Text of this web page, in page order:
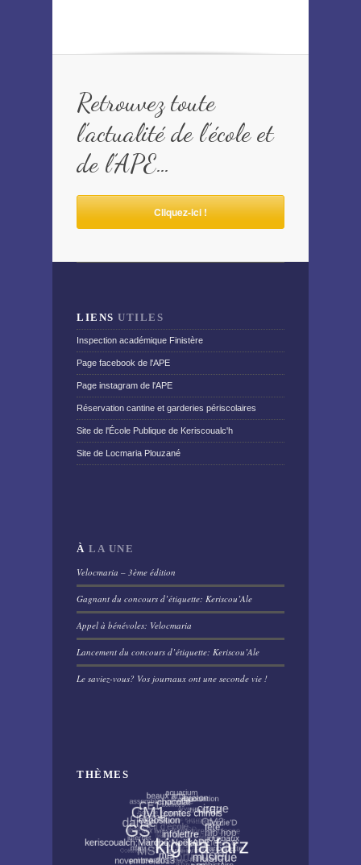
Retrouvez toute
l’actualité de l’école et
de l’APE…
Cliquez-ici !
LIENS UTILES
Inspection académique Finistère
Page facebook de l'APE
Page instagram de l'APE
Réservation cantine et garderies périscolaires
Site de l'École Publique de Keriscoualc'h
Site de Locmaria Plouzané
À LA UNE
Velocmaria – 3ème édition
Gagnant du concours d’étiquette: Keriscou’Ale
Appel à bénévoles: Velocmaria
Lancement du concours d’étiquette: Keriscou’Ale
Le saviez-vous? Vos journaux ont une seconde vie !
THÈMES